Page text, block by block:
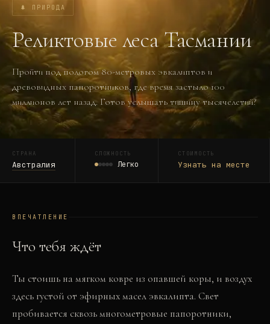
🌲 ПРИРОДА
Реликтовые леса Тасмании
Пройти под пологом 80-метровых эвкалиптов и
древовидных папоротников, где время застыло 100
миллионов лет назад. Готов услышать тишину тысячелетий?
СТРАНА
Австралия
СЛОЖНОСТЬ
Легко
СТОИМОСТЬ
Узнать на месте
ВПЕЧАТЛЕНИЕ
Что тебя ждёт
Ты стоишь на мягком ковре из опавшей коры, и воздух
здесь густой от эфирных масел эвкалипта. Свет
пробивается сквозь многометровые папоротники,